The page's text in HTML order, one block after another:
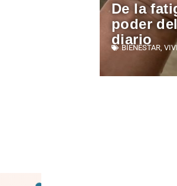
De la
poder
diario
BIENESTAR,